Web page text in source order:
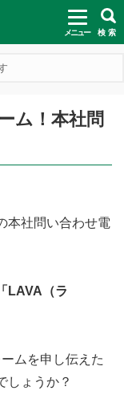
メニュー 検 索
ム！本社問
本社問い合わせ電
「LAVA（ラ
ムを申し伝えた
しょうか？